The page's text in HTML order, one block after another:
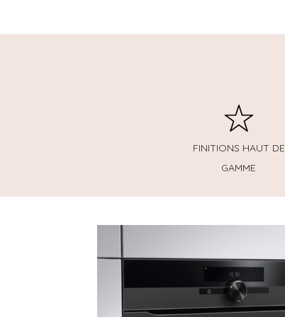
FINITIONS HAUT DE
GAMME
tailles. Choisissez celui qui
répond à vos envies et vos
besoins !